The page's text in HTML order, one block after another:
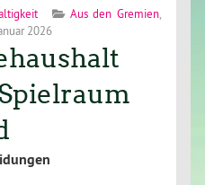
Aus den Gremien
2026